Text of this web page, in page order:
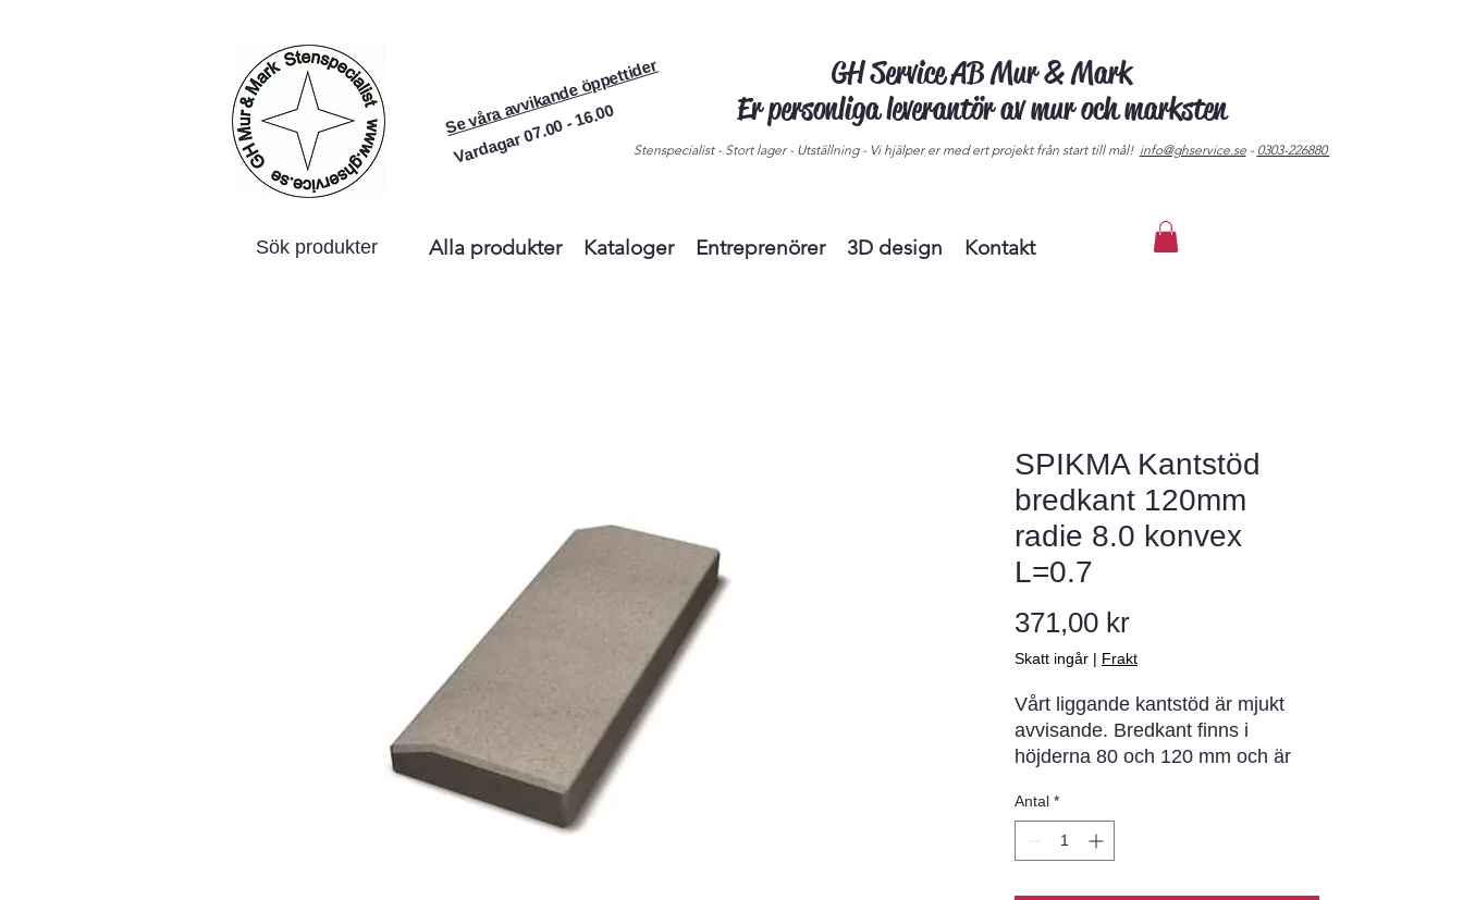
Se våra avvikande öppettider
Vardagar 07.00 - 16.00
GH Service AB Mur & Mark
Er personliga leverantör av mur och marksten
Stenspecialist - Stort lager - Utställning - Vi hjälper er med ert projekt från start till mål! info@ghservice.se- 0303-226880
Alla produkter Kataloger Entreprenörer 3D design Kontakt
Sök produkter
SPIKMA Kantstöd
bredkant 120mm
radie 8.0 konvex
L=0.7
371,00 krPris
Skatt ingår | Frakt
Vårt liggande kantstöd är mjukt
avvisande. Bredkant finns i
höjderna 80 och 120 mm och är
mellan mindre trafikerade gator
och trottoarer. ytor med långsam
trafik där olika trafikantgrupper är
Antal *